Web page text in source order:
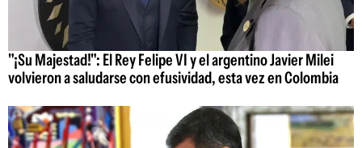
"¡Su Majestad!": El Rey Felipe VI y el argentino Javier Milei
volvieron a saludarse con efusividad, esta vez en Colombia